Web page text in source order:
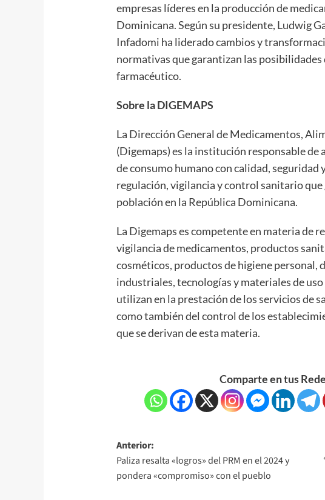
empresas líderes en la producción de
Dominicana. Según su presidente, Ludwig
Infadomi ha liderado cambios y
normativas que garantizan las posibilidades
farmacéutico.
Sobre la DIGEMAPS
La Dirección General de Medicamentos,
(Digemaps) es la institución responsable de
de consumo humano con calidad, seguridad
regulación, vigilancia y control sanitario que
población en la República Dominicana.
La Digemaps es competente en materia de
vigilancia de medicamentos, productos
cosméticos, productos de higiene personal,
industriales, tecnologías y materiales de
utilizan en la prestación de los servicios de
como también del control de los
que se derivan de esta materia.
Comparte en tus
Anterior:
Paliza resalta «logros» del PRM en el 2024 y
pondera «compromiso» con el pueblo